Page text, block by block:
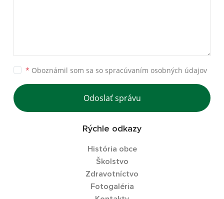
* Oboznámil som sa so spracúvaním osobných údajov
Odoslať správu
Rýchle odkazy
História obce
Školstvo
Zdravotníctvo
Fotogaléria